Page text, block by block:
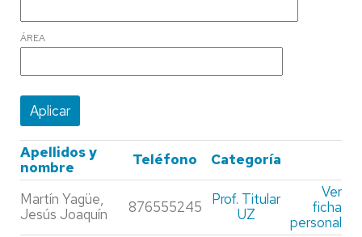
ÁREA
Apellidos y
nombre
Teléfono Categoría
Martín Yagüe,
Jesús Joaquín
876555245
Prof. Titular
UZ
Ver
ficha
personal